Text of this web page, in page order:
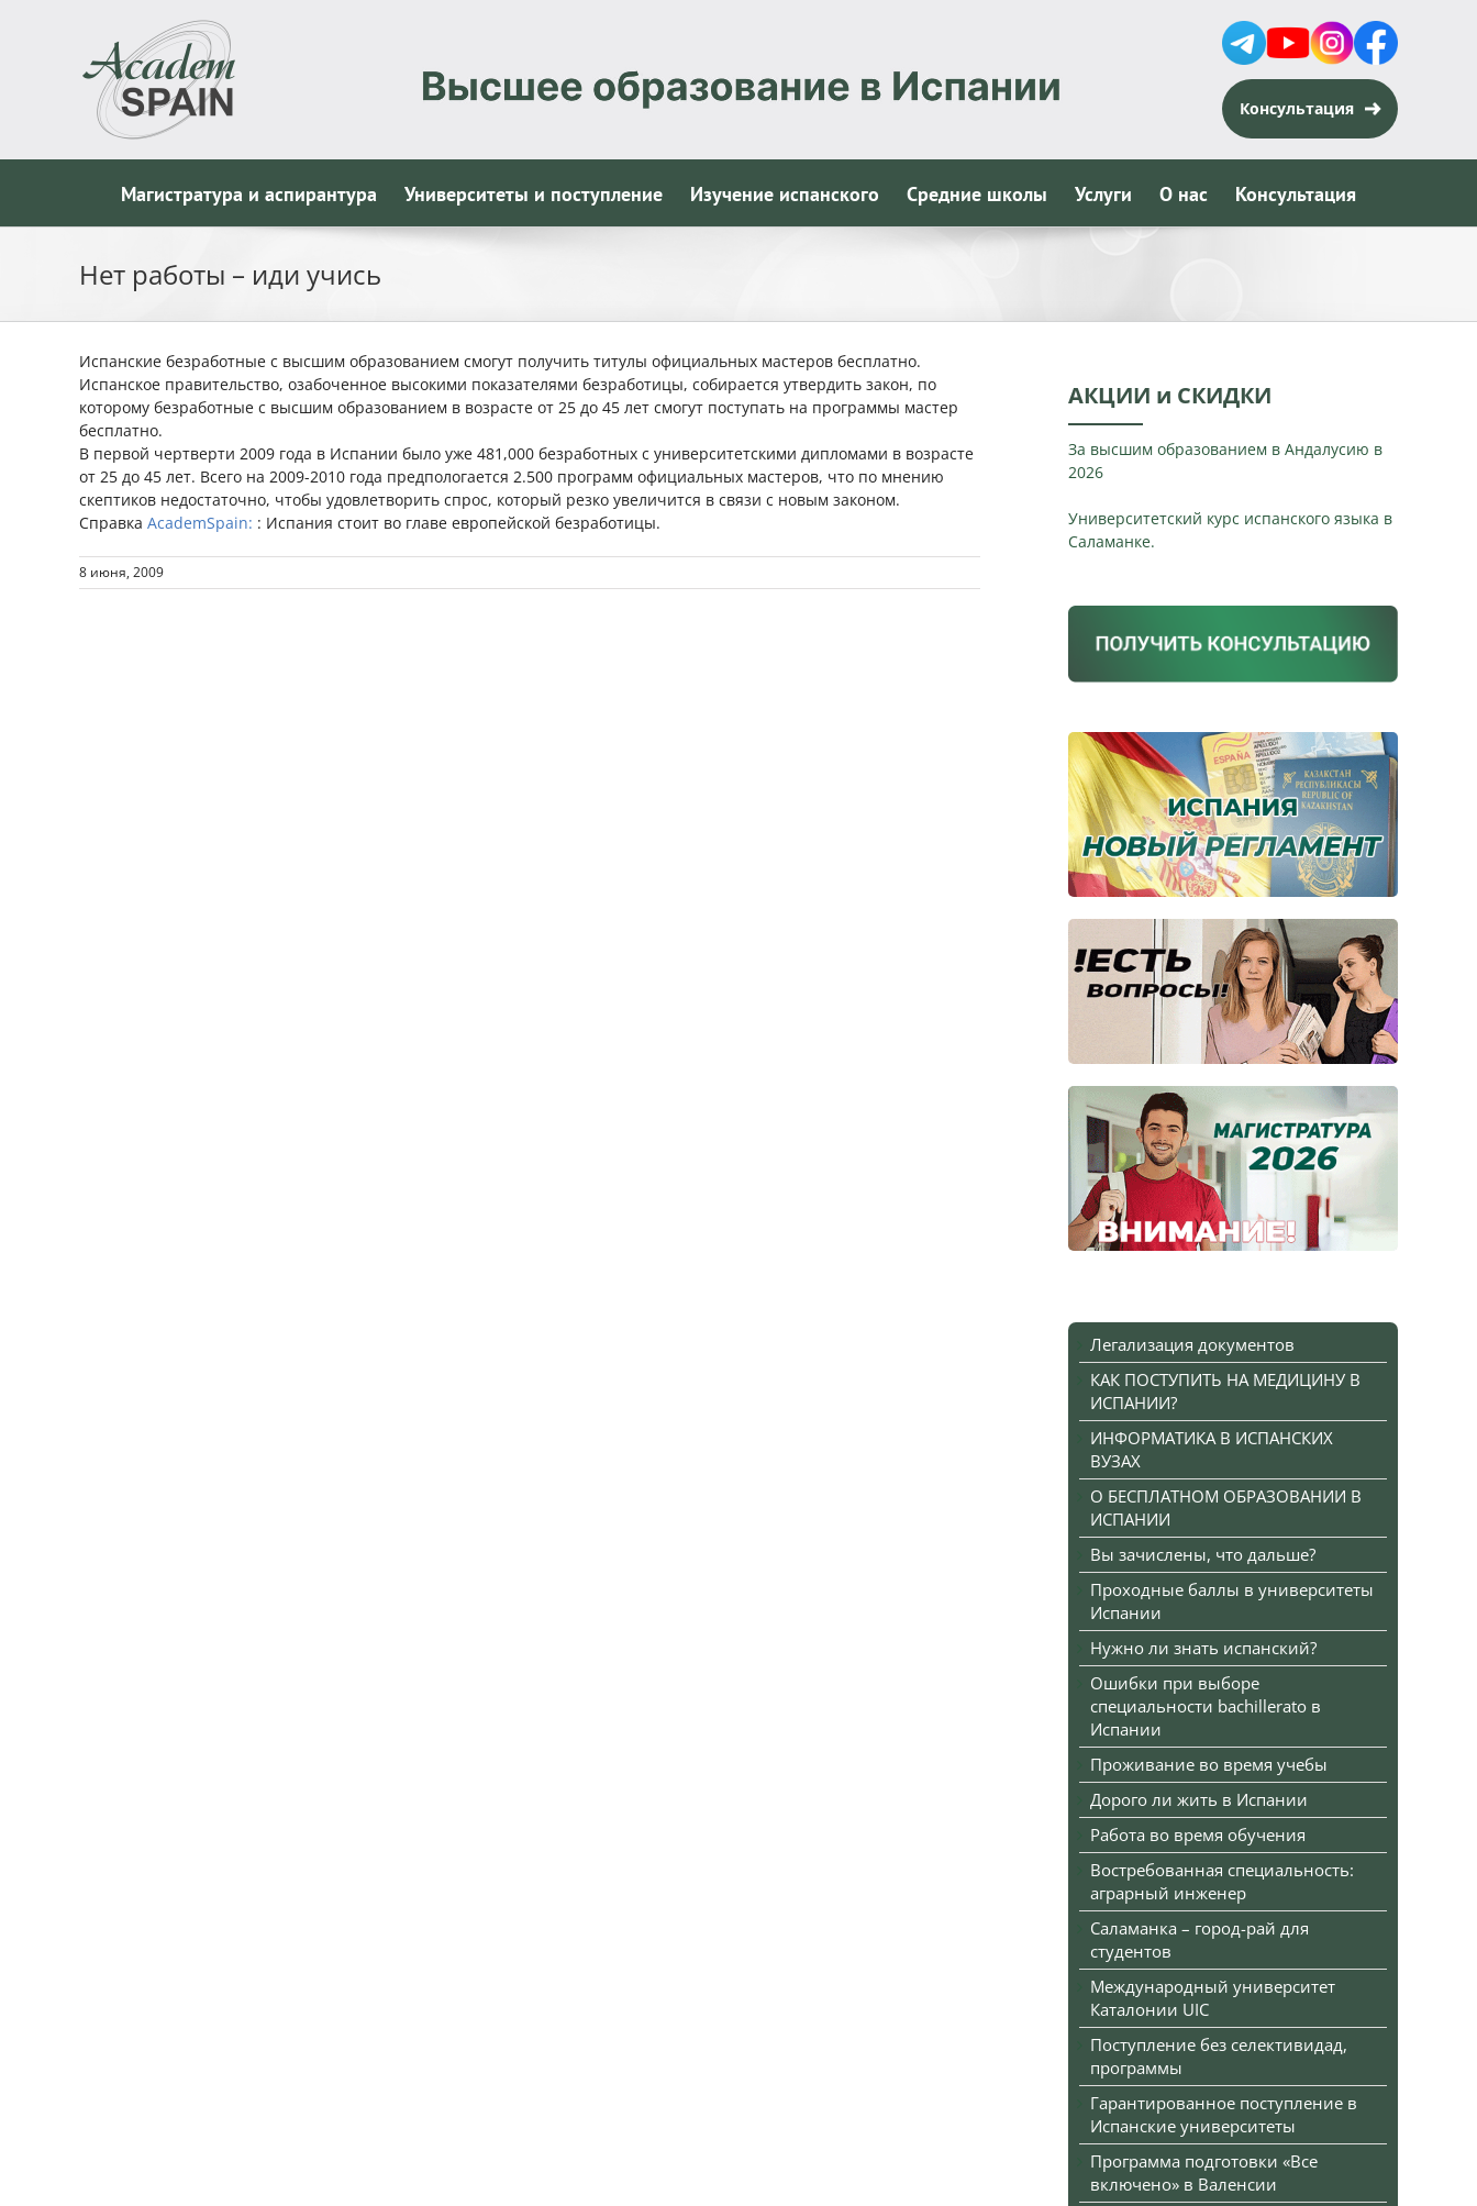
Консультация
Магистратура и аспирантура Университеты и поступление Изучение испанского Средние школы Услуги О нас Консультация
Нет работы – иди учись
Испанские безработные с высшим образованием смогут получить титулы официальных мастеров бесплатно.
Испанское правительство, озабоченное высокими показателями безработицы, собирается утвердить закон, по
которому безработные с высшим образованием в возрасте от 25 до 45 лет смогут поступать на программы мастер
бесплатно.
В первой чертверти 2009 года в Испании было уже 481,000 безработных с университетскими дипломами в возрасте
от 25 до 45 лет. Всего на 2009-2010 года предпологается 2.500 программ официальных мастеров, что по мнению
скептиков недостаточно, чтобы удовлетворить спрос, который резко увеличится в связи с новым законом.
Справка AcademSpain: : Испания стоит во главе европейской безработицы.
8 июня, 2009
АКЦИИ и СКИДКИ
За высшим образованием в Андалусию в
2026
Университетский курс испанского языка в
Саламанке.
Легализация документов
КАК ПОСТУПИТЬ НА МЕДИЦИНУ В
ИСПАНИИ?
ИНФОРМАТИКА В ИСПАНСКИХ
ВУЗАХ
О БЕСПЛАТНОМ ОБРАЗОВАНИИ В
ИСПАНИИ
Вы зачислены, что дальше?
Проходные баллы в университеты
Испании
Нужно ли знать испанский?
Ошибки при выборе
специальности bachillerato в
Испании
Проживание во время учебы
Дорого ли жить в Испании
Работа во время обучения
Востребованная специальность:
аграрный инженер
Саламанка – город-рай для
студентов
Международный университет
Каталонии UIC
Поступление без селективидад,
программы
Гарантированное поступление в
Испанские университеты
Программа подготовки «Все
включено» в Валенсии